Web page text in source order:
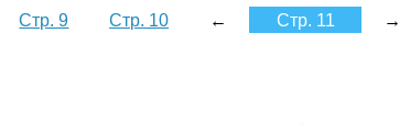
Стр. 9 Стр. 10 ← Стр. 11 →